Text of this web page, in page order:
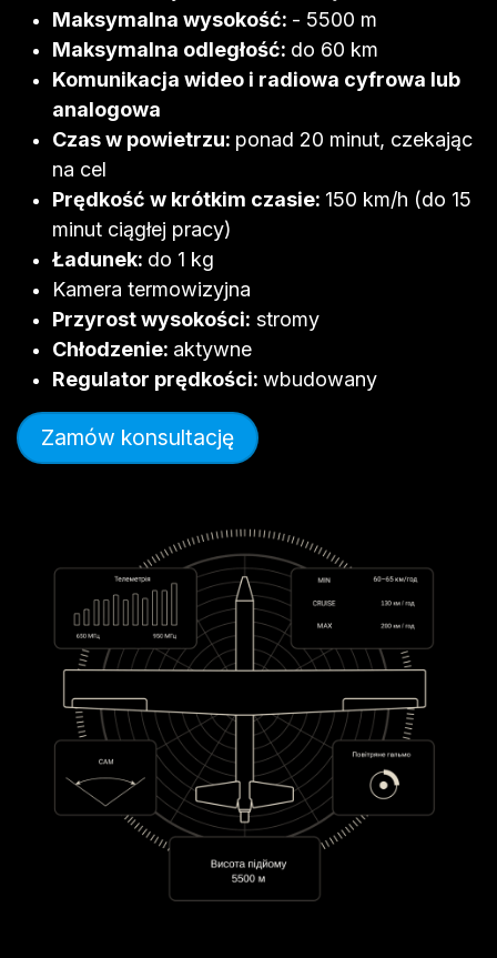
Maksymalna wysokość: - 5500 m
Maksymalna odległość: do 60 km
Komunikacja wideo i radiowa cyfrowa lub
analogowa
Czas w powietrzu: ponad 20 minut, czekając
na cel
Prędkość w krótkim czasie: 150 km/h (do 15
minut ciągłej pracy)
Ładunek: do 1 kg
Kamera termowizyjna
Przyrost wysokości: stromy
Chłodzenie: aktywne
Regulator prędkości: wbudowany
Zamów konsultację